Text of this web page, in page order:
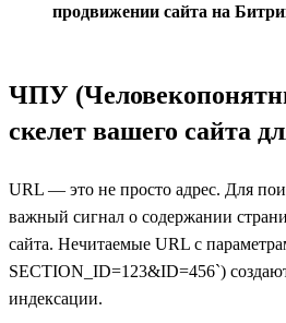
продвижении сайта на
ЧПУ
скелет вашего сайта
URL — это не просто адрес. Для
важный сигнал о содержании
сайта. Нечитаемые URL с
SECTION_ID=123&ID=456`)
индексации.